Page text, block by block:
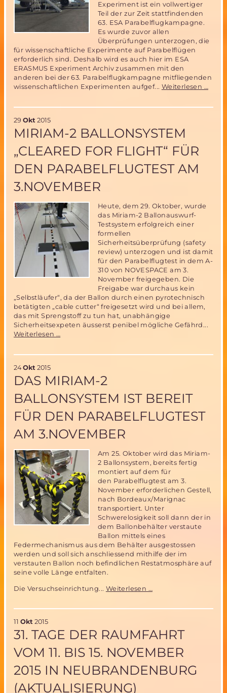
Experiment ist ein vollwertiger
Teil der zur Zeit stattfindenden
63. ESA Parabelflugkampagne.
Es wurde zuvor allen
Überprüfungen unterzogen, die
für wissenschaftliche Experimente auf Parabelflügen
erforderlich sind. Deshalb wird es auch hier im ESA
ERASMUS Experiment Archiv zusammen mit den
anderen bei der 63. Parabelflugkampagne mitfliegenden
wissenschaftlichen Experimenten aufgef... Weiterlesen …
29 Okt 2015
MIRIAM-2 BALLONSYSTEM
„CLEARED FOR FLIGHT“ FÜR
DEN PARABELFLUGTEST AM
3.NOVEMBER
Heute, dem 29. Oktober, wurde
das Miriam-2 Ballonauswurf-
Testsystem erfolgreich einer
formellen
Sicherheitsüberprüfung (safety
review) unterzogen und ist damit
für den Parabelflugtest in dem A-
310 von NOVESPACE am 3.
November freigegeben. Die
Freigabe war durchaus kein
„Selbstläufer“, da der Ballon durch einen pyrotechnisch
betätigten „cable cutter“ freigesetzt wird und bei allem,
das mit Sprengstoff zu tun hat, unabhängige
Sicherheitsexpeten äusserst penibel mögliche Gefährd...
Weiterlesen …
flight“
den
am
24 Okt 2015
DAS MIRIAM-2
BALLONSYSTEM IST BEREIT
FÜR DEN PARABELFLUGTEST
AM 3.NOVEMBER
Am 25. Oktober wird das Miriam-
2 Ballonsystem, bereits fertig
montiert auf dem für
den Parabelflugtest am 3.
November erforderlichen Gestell,
nach Bordeaux/Marignac
transportiert. Unter
Schwerelosigkeit soll dann der in
dem Ballonbehälter verstaute
Ballon mittels eines
Federmechanismus aus dem Behälter ausgestossen
werden und soll sich anschliessend mithilfe der im
verstauten Ballon noch befindlichen Restatmosphäre auf
seine volle Länge entfalten.
Die Versuchseinrichtung... Weiterlesen …
bereit
den
am
11 Okt 2015
31. TAGE DER RAUMFAHRT
VOM 11. BIS 15. NOVEMBER
2015 IN NEUBRANDENBURG
(AKTUALISIERUNG)